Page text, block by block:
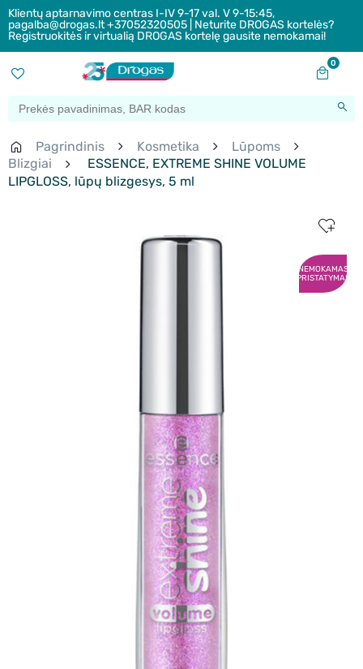
Klientų aptarnavimo centras I-IV 9-17 val. V 9-15:45,
pagalba@drogas.lt +37052320505 | Neturite DROGAS kortelės?
Registruokitės ir virtualią DROGAS kortelę gausite nemokamai!
0
Pagrindinis Kosmetika
Lūpoms
Blizgiai
ESSENCE, EXTREME SHINE VOLUME
LIPGLOSS, lūpų blizgesys, 5 ml
NEMOKAMAS
PRISTATYMAS